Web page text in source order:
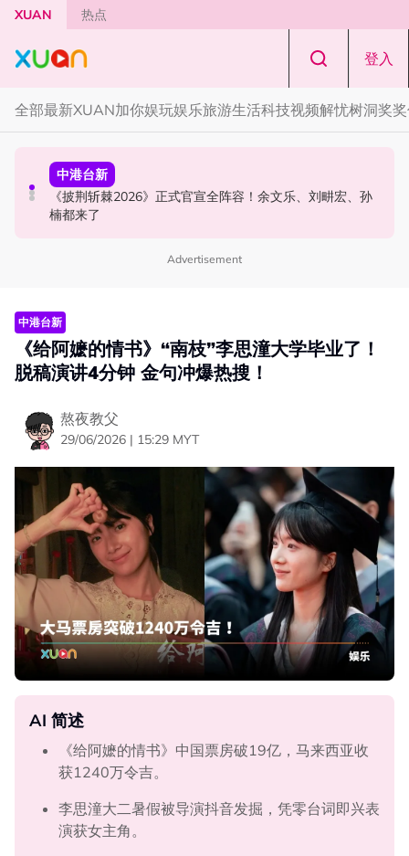
Skip to main content
XUAN 热点
登入
全部最新XUAN加你娱玩娱乐旅游生活科技视频解忧树洞奖
中港台新
陈土豆玩梗《下一站幸福》！同框阿信、吴建豪上演“光晞
不能捐”桥段
演唱会
范玮琪云顶开唱哽咽了！感性告白大马粉丝：我想继续唱
下去
中港台新
《披荆斩棘2026》正式官宣全阵容！余文乐、刘畊宏、孙
楠都来了
Advertisement
中港台新
《给阿嬷的情书》“南枝”李思潼大学毕业了！
脱稿演讲4分钟 金句冲爆热搜！
熬夜教父
29/06/2026 | 15:29 MYT
AI 简述
《给阿嬷的情书》中国票房破19亿，马来西亚收
获1240万令吉。
李思潼大二暑假被导演抖音发掘，凭零台词即兴表
演获女主角。